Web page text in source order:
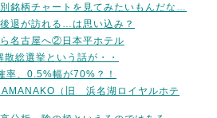
銘柄チャートを見てみたいもんだな…
退が訪れる…は思い込み？
名古屋へ②日本平ホテル
総選挙という話が・・
率、0.5%幅が70%？！
（旧 浜名湖ロイヤルホテ